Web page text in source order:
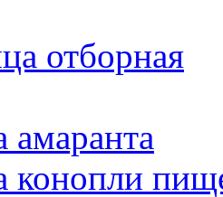
отборная
амаранта
конопли